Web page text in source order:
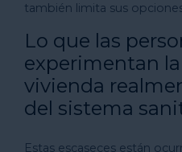
también limita sus
Lo que las
experimentan
vivienda
del sistema
Estas escaseces están